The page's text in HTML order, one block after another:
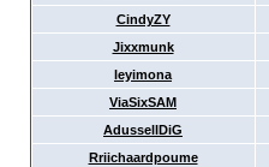
CindyZY
Jixxmunk
leyimona
ViaSixSAM
AdussellDiG
Rriichaardpoume